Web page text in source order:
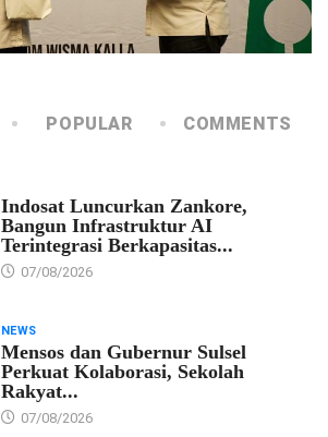
POPULAR COMMENTS
Indosat Luncurkan Zankore,
Bangun Infrastruktur AI
Terintegrasi Berkapasitas...
07/08/2026
NEWS
Mensos dan Gubernur Sulsel
Perkuat Kolaborasi, Sekolah
Rakyat...
07/08/2026